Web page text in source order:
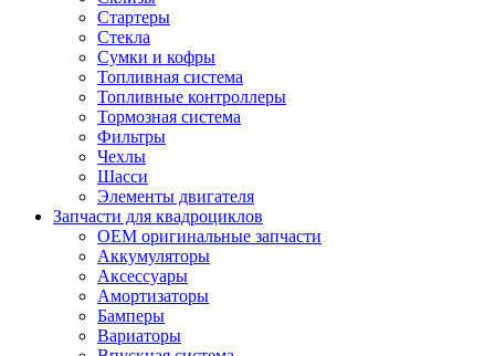
Стартеры
Стекла
Сумки и кофры
Топливная система
Топливные контроллеры
Тормозная система
Фильтры
Чехлы
Шасси
Элементы двигателя
Запчасти для квадроциклов
OEM оригинальные запчасти
Аккумуляторы
Аксессуары
Амортизаторы
Бамперы
Вариаторы